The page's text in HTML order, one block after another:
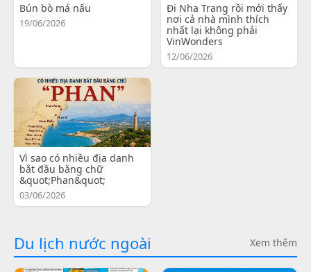
Bún bò má nấu
19/06/2026
Đi Nha Trang rồi mới thấy
nơi cả nhà mình thích
nhất lại không phải
VinWonders
12/06/2026
Vì sao có nhiều địa danh
bắt đầu bằng chữ
&quot;Phan&quot;
03/06/2026
Du lịch nước ngoài Xem thêm